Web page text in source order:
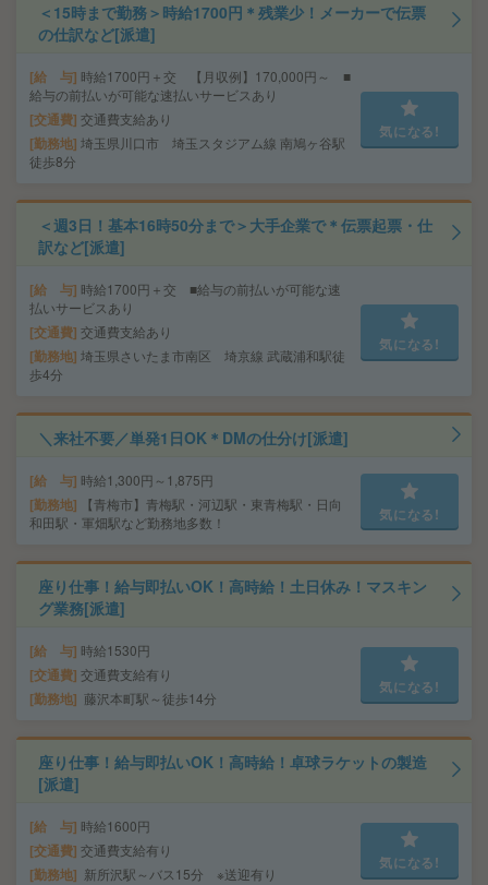
＜15時まで勤務＞時給1700円＊残業少！メーカーで伝票
の仕訳など[派遣]
給 与 時給1700円＋交 【月収例】170,000円～ ■
給与の前払いが可能な速払いサービスあり
交通費 交通費支給あり
勤務地 埼玉県川口市 埼玉スタジアム線 南鳩ヶ谷駅
徒歩8分
気になる!
＜週3日！基本16時50分まで＞大手企業で＊伝票起票・仕
訳など[派遣]
給 与 時給1700円＋交 ■給与の前払いが可能な速
払いサービスあり
交通費 交通費支給あり
勤務地 埼玉県さいたま市南区 埼京線 武蔵浦和駅徒
歩4分
気になる!
＼来社不要／単発1日OK＊DMの仕分け[派遣]
給 与 時給1,300円～1,875円
勤務地
【青梅市】青梅駅・河辺駅・東青梅駅・日向
和田駅・軍畑駅など勤務地多数！
気になる!
座り仕事！給与即払いOK！高時給！土日休み！マスキン
グ業務[派遣]
給 与 時給1530円
交通費 交通費支給有り
勤務地 藤沢本町駅～徒歩14分
気になる!
座り仕事！給与即払いOK！高時給！卓球ラケットの製造
[派遣]
給 与 時給1600円
交通費 交通費支給有り
勤務地 新所沢駅～バス15分 ※送迎有り
気になる!